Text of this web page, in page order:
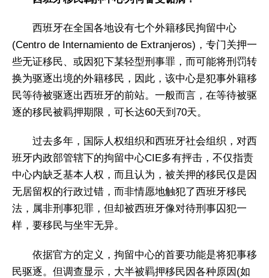
西班牙在全国各地设有七个外籍移民拘留中心
(Centro de Internamiento de Extranjeros)，专门关押一
些无证移民、或因犯下某轻型刑事罪，而可能将刑罚转
换为驱逐出境的外籍移民，因此，该中心是犯事外籍移
民等待被驱逐出西班牙的前站。一般而言，在等待被驱
逐的移民被羁押期限，可长达60天到70天。
过去多年，国际人权组织和西班牙社会组织，对西
班牙内政部管辖下的拘留中心CIE多有抨击，不仅指责
中心内缺乏基本人权，而且认为，被关押的移民仅是因
无居留权的行政过错，而非情愿地触犯了西班牙移民
法，属非刑事犯罪，但却被西班牙像对待刑事囚犯一
样，要移民与坐牢无异。
依据官方的定义，拘留中心的首要功能是将犯事移
民驱逐。但调查显示，大半被羁押移民因各种原因(如